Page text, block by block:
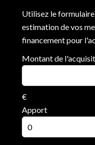
Utilisez le
estimation de vos
financement pour
Montant de
€
Apport